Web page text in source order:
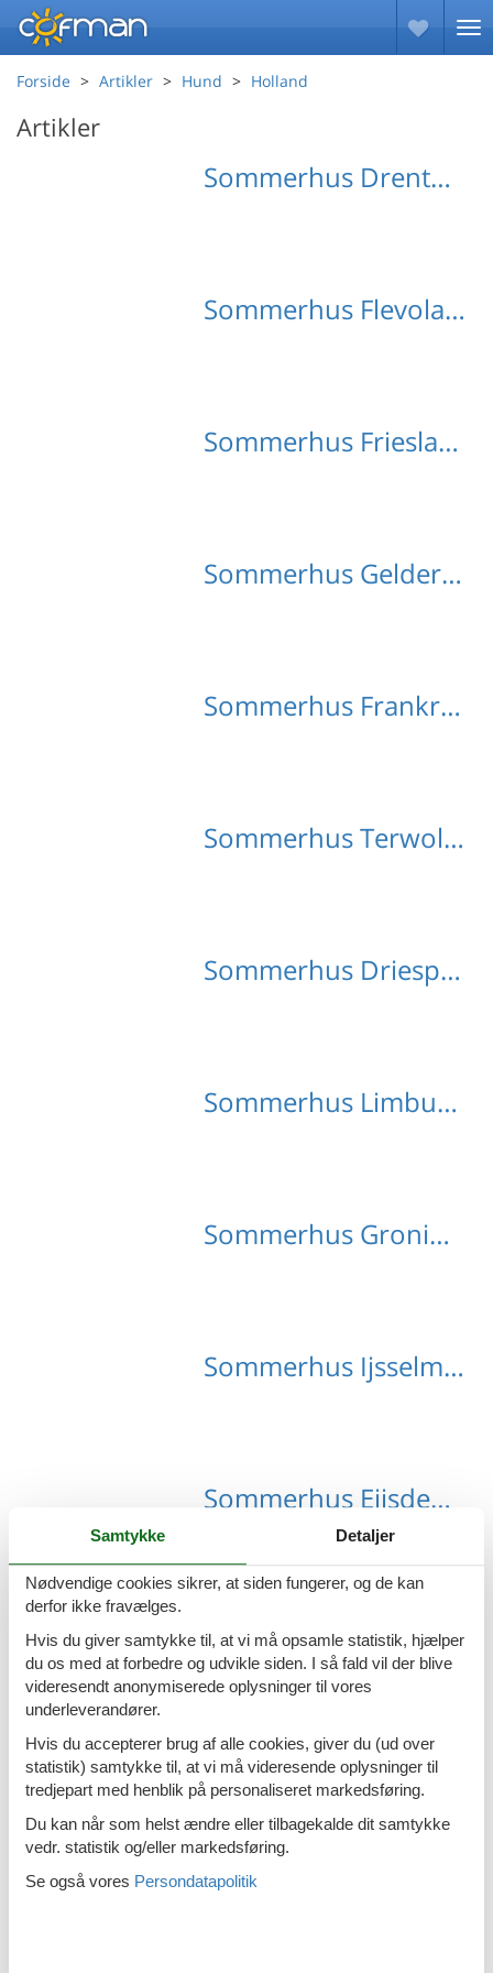
Forside Artikler Hund Holland
Artikler
Sommerhus Drenthe med hund
Sommerhus Flevoland med hund
Sommerhus Friesland med hund
Sommerhus Gelderland med hund
Sommerhus Frankrijk med hund
Sommerhus Terwolde med hund
Sommerhus Driesprong med hund
Sommerhus Limburg med hund
Sommerhus Groningen med hund
Sommerhus Ijsselmeer med hund
Sommerhus Eijsden-Margraten med hund
Sommerhus Gulpen-Wittem med hund
Samtykke Detaljer
Nødvendige cookies sikrer, at siden fungerer, og de kan
derfor ikke fravælges.
Hvis du giver samtykke til, at vi må opsamle statistik, hjælper
du os med at forbedre og udvikle siden. I så fald vil der blive
videresendt anonymiserede oplysninger til vores
underleverandører.
Hvis du accepterer brug af alle cookies, giver du (ud over
statistik) samtykke til, at vi må videresende oplysninger til
tredjepart med henblik på personaliseret markedsføring.
Du kan når som helst ændre eller tilbagekalde dit samtykke
vedr. statistik og/eller markedsføring.
Se også vores Persondatapolitik